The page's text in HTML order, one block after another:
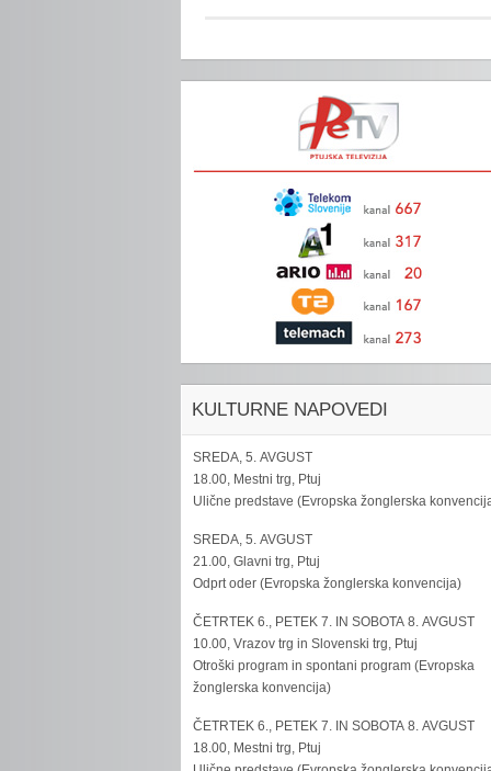
KULTURNE NAPOVEDI
SREDA, 5. AVGUST
18.00, Mestni trg, Ptuj
Ulične predstave (Evropska žonglerska
SREDA, 5. AVGUST
21.00, Glavni trg, Ptuj
Odprt oder (Evropska žonglerska konvencija)
ČETRTEK 6., PETEK 7. IN SOBOTA 8. AVGUST
10.00, Vrazov trg in Slovenski trg, Ptuj
Otroški program in spontani program (Evropska
žonglerska konvencija)
ČETRTEK 6., PETEK 7. IN SOBOTA 8. AVGUST
18.00, Mestni trg, Ptuj